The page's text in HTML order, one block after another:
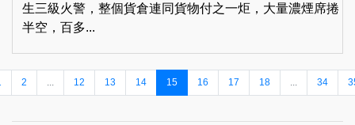
生三級火警，整個貨倉連同貨物付之一炬，大量濃煙席捲
半空，百多...
2 12 13 14 15 16 17 18 34